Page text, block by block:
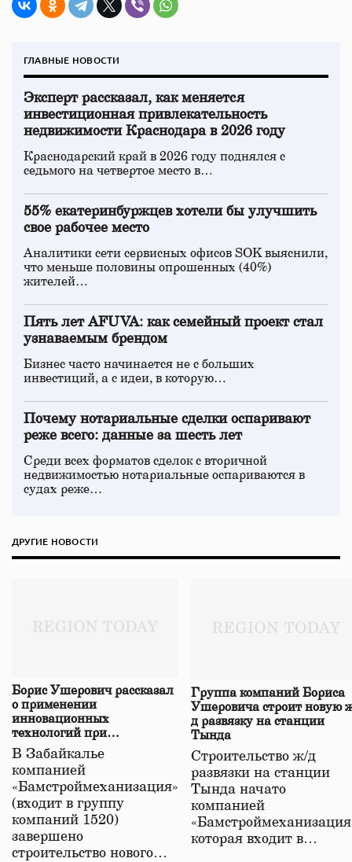
ГЛАВНЫЕ НОВОСТИ
Эксперт рассказал, как меняется
инвестиционная привлекательность
недвижимости Краснодара в 2026 году
Краснодарский край в 2026 году поднялся с
седьмого на четвертое место в…
55% екатеринбуржцев хотели бы улучшить
свое рабочее место
Аналитики сети сервисных офисов SOK выяснили,
что меньше половины опрошенных (40%)
жителей…
Пять лет AFUVA: как семейный проект стал
узнаваемым брендом
Бизнес часто начинается не с больших
инвестиций, а с идеи, в которую…
Почему нотариальные сделки оспаривают
реже всего: данные за шесть лет
Среди всех форматов сделок с вторичной
недвижимостью нотариальные оспариваются в
судах реже…
ДРУГИЕ НОВОСТИ
Борис Ушерович рассказал
о применении
инновационных
технологий при
строительстве нового моста
в Забайкалье
В Забайкалье
компанией
«Бамстроймеханизация»
(входит в группу
компаний 1520)
завершено
строительство нового…
Группа компаний Бориса
Ушеровича строит новую
д развязку на станции
Тында
Строительство ж/д
развязки на станции
Тында начато
компанией
которая входит в…